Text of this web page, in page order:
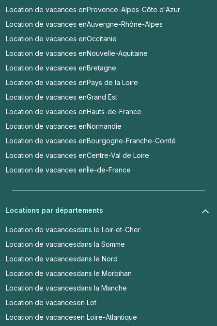
Location de vacances enProvence-Alpes-Côte d'Azur
Location de vacances enAuvergne-Rhône-Alpes
Location de vacances enOccitanie
Location de vacances enNouvelle-Aquitaine
Location de vacances enBretagne
Location de vacances enPays de la Loire
Location de vacances enGrand Est
Location de vacances enHauts-de-France
Location de vacances enNormandie
Location de vacances enBourgogne-Franche-Comté
Location de vacances enCentre-Val de Loire
Location de vacances enÎle-de-France
Locations par départements
Location de vacancesdans le Loir-et-Cher
Location de vacancesdans la Somme
Location de vacancesdans le Nord
Location de vacancesdans le Morbihan
Location de vacancesdans la Manche
Location de vacancesen Lot
Location de vacancesen Loire-Atlantique